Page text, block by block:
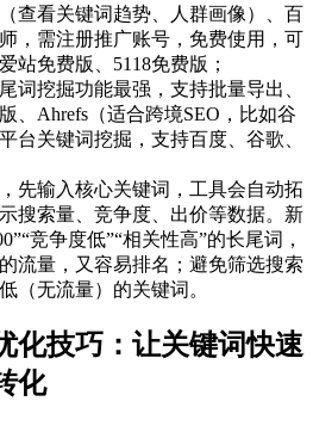
查看关键词趋势、人群画像）、百
，需注册推广账号，免费使用，可
站免费版、5118免费版；
词挖掘功能最强，支持批量导出、
、Ahrefs（适合跨境SEO，比如谷
台关键词挖掘，支持百度、谷歌、
先输入核心关键词，工具会自动拓
搜索量、竞争度、出价等数据。新
竞争度低”“相关性高”的长尾词，
流量，又容易排名；避免筛选搜索
（无流量）的关键词。
化技巧：让关键词快速
化